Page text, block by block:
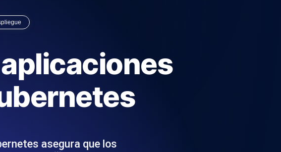
Monitoring
always-on de uptime y rendimiento desde 25+ ubicaciones.
caídas antes que tus usuarios.
sus APIs
Validador de scripts JMeter gratuito
Comprobador de estado de API
Lista de herramientas web gratuitas
asegura que los